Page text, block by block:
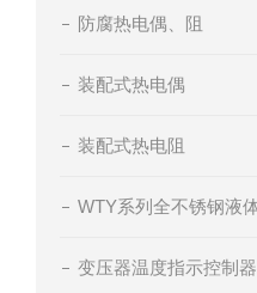
防腐热电偶、阻
装配式热电偶
装配式热电阻
变压器温度指示控制器